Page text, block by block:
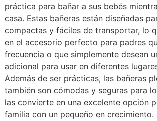
práctica para bañar a sus bebés
casa. Estas bañeras están diseñadas
compactas y fáciles de transportar, lo
en el accesorio perfecto para padres
frecuencia o que simplemente desean
adicional para usar en diferentes
Además de ser prácticas, las bañeras
también son cómodas y seguras para
las convierte en una excelente opción
familia con un pequeño en crecimiento.